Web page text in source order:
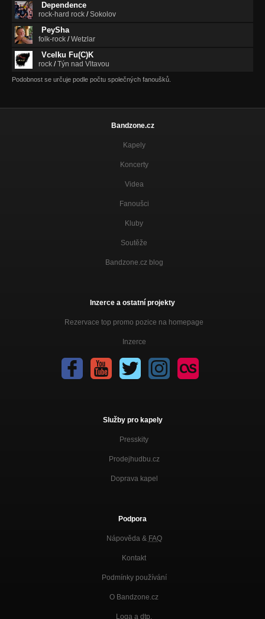
Dependence
rock-hard rock /Sokolov
PeySha
folk-rock /Wetzlar
Vcelku Fu(C)K
rock /Týn nad Vltavou
Podobnost se určuje podle počtu společných fanoušků.
Bandzone.cz
Kapely
Koncerty
Videa
Fanoušci
Kluby
Soutěže
Bandzone.cz blog
Inzerce a ostatní projekty
Rezervace top promo pozice na homepage
Inzerce
Služby pro kapely
Presskity
Prodejhudbu.cz
Doprava kapel
Podpora
Nápověda & FAQ
Kontakt
Podmínky používání
O Bandzone.cz
Loga a dtp.